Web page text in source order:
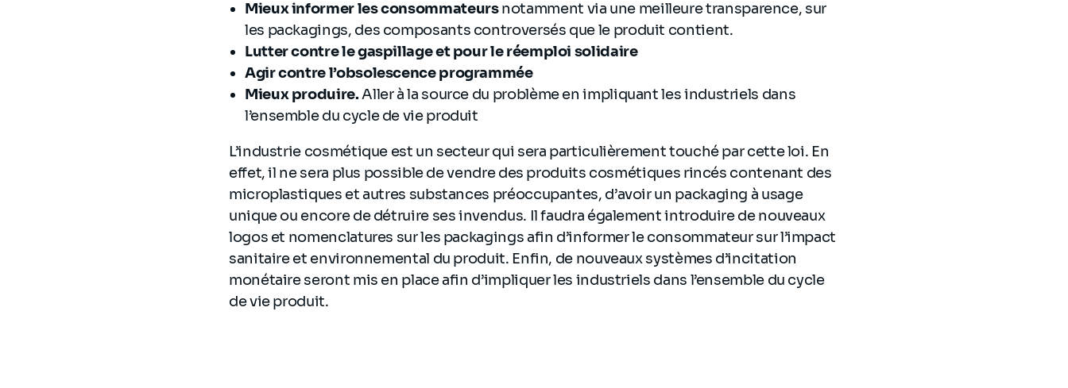
Mieux informer les consommateursnotamment via une meilleure transparence, sur
les packagings, des composants controversés que le produit contient.
Lutter contre le gaspillage et pour le réemploi solidaire
Agir contre l’obsolescence programmée
Mieux produire.Aller à la source du problème en impliquant les industriels dans
l’ensemble du cycle de vie produit
L’industrie cosmétique est un secteur qui sera particulièrement touché par cette loi. En
effet, il ne sera plus possible de vendre des produits cosmétiques rincés contenant des
microplastiques et autres substances préoccupantes, d’avoir un packaging à usage
unique ou encore de détruire ses invendus. Il faudra également introduire de nouveaux
logos et nomenclatures sur les packagings afin d’informer le consommateur sur l’impact
sanitaire et environnemental du produit. Enfin, de nouveaux systèmes d’incitation
monétaire seront mis en place afin d’impliquer les industriels dans l’ensemble du cycle
de vie produit.